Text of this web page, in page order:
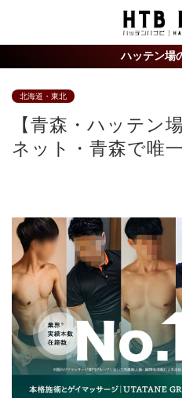
ハッテン場
北海道・東北
【青森・ハッテン
ネット・青森で唯